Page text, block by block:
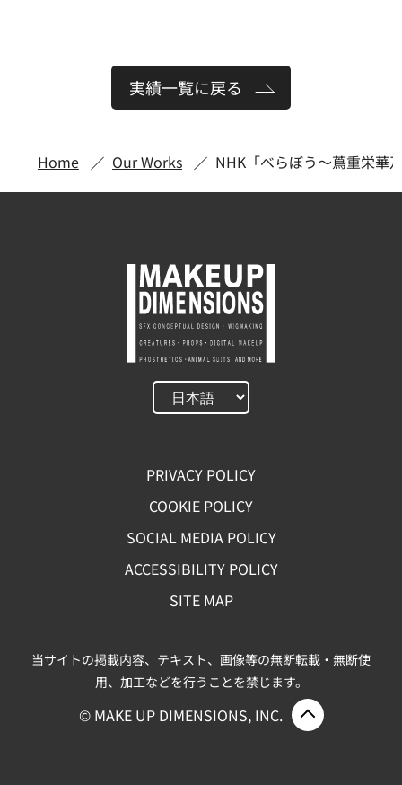
実績一覧に戻る
Home Our Works NHK「べらぼう〜蔦重栄華
PRIVACY POLICY
COOKIE POLICY
SOCIAL MEDIA POLICY
ACCESSIBILITY POLICY
SITE MAP
当サイトの掲載内容、テキスト、画像等の無断転載・無断使
用、加工などを行うことを禁じます。
© MAKE UP DIMENSIONS, INC. ページ上部